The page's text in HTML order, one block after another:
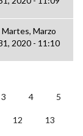
Martes, Marzo
2020 - 11:10
3 4 5
12 13